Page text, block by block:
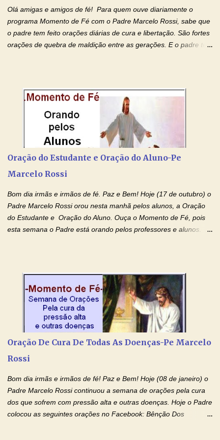
Olá amigas e amigos de fé! Para quem ouve diariamente o
programa Momento de Fé com o Padre Marcelo Rossi, sabe que
o padre tem feito orações diárias de cura e libertação. São fortes
orações de quebra de maldição entre as gerações. E o padre tem
por estas valiosas orações. Tenham um lindo fim de semana na
paz de Jesus Cristo e no amor de Maria Santíssima. Adriana-
Devoção e Fé Clique para acessar: Facebook Padre Marcelo
Rossi Site Padre Marcelo Rossi (para ouvir o Momento de Fé)
Tocai, Cura! E Restaura! "Jesus, no poder de Seu Nome, peço
gerações, através de todas as raízes da minha árvore
genealógica. Que o Sangue de Jesus, purificador e vivificante,
Oração do Estudante e Oração do Aluno-Pe
Marcelo Rossi
Bom dia irmãs e irmãos de fé. Paz e Bem! Hoje (17 de outubro) o
Padre Marcelo Rossi orou nesta manhã pelos alunos, a Oração
do Estudante e Oração do Aluno. Ouça o Momento de Fé, pois
esta semana o Padre está orando pelos professores e alunos.
intelectualmente e espiritualmente para o dia da prova. Confie no
amor Ágape de Jesus e no amor materno de Nossa Senhora.
Fique com a paz de Jesus e o amor de Maria! Adriana-Devoção e
Fé Oração do Estudante I Senhor, eu sou estudante, e por sinal,
inteligente. Prova isto é o fato de eu estar aqui, conversando com
de estudar. Mas, como o Senhor sabe, a vida de estudante nem
sempre é fácil. A rotina cansa e o aprender exige uma série de
Oração De Cura De Todas As Doenças-Pe Marcelo
Rossi
Bom dia irmãs e irmãos de fé! Paz e Bem! Hoje (08 de janeiro) o
Padre Marcelo Rossi continuou a semana de orações pela cura
dos que sofrem com pressão alta e outras doenças. Hoje o Padre
colocou as seguintes orações no Facebook: Bênção Dos